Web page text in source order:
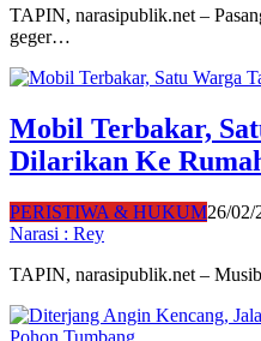
TAPIN, narasipublik.net –
geger…
Mobil Terbakar,
Dilarikan Ke
PERISTIWA & HUKUM26/02/
Narasi : Rey
TAPIN, narasipublik.net –